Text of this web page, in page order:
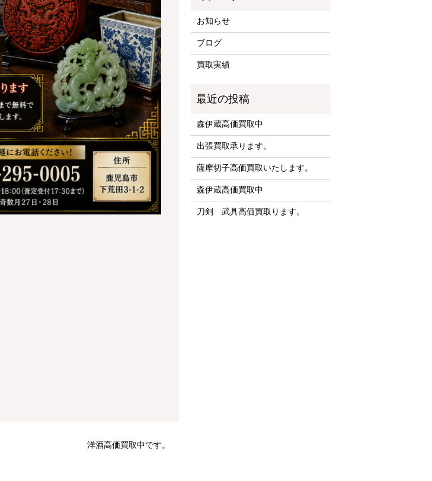
洋酒高価買取中です。
お知らせ
ブログ
買取実績
森伊蔵高価買取中
出張買取承ります。
薩摩切子高価買取いたします。
森伊蔵高価買取中
刀剣 武具高価買取ります。